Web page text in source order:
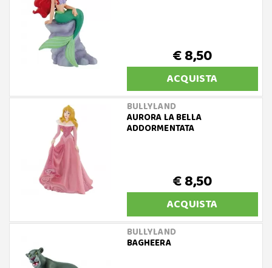
€ 8,50
ACQUISTA
BULLYLAND
AURORA LA BELLA
ADDORMENTATA
€ 8,50
ACQUISTA
BULLYLAND
BAGHEERA